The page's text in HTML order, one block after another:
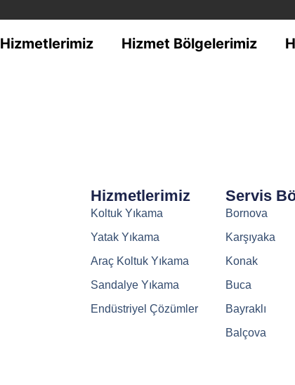
Hizmetlerimiz Hizmet Bölgelerimiz
Hizmetlerimiz
Koltuk Yıkama
Yatak Yıkama
Araç Koltuk Yıkama
Sandalye Yıkama
Endüstriyel Çözümler
Servis
Bornova
Karşıyaka
Konak
Buca
Bayraklı
Balçova